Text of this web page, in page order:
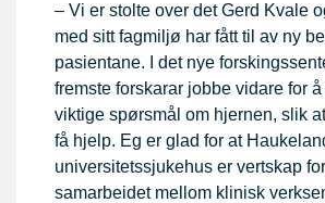
– Vi er stolte over det Gerd Kvale
med sitt fagmiljø har fått til av ny
pasientane. I det nye
fremste forskarar jobbe vidare for
viktige spørsmål om hjernen, slik
få hjelp. Eg er glad for at
universitetssjukehus er vertskap
samarbeidet mellom klinisk